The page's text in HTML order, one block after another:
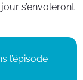
s’envoleront
l’épisode